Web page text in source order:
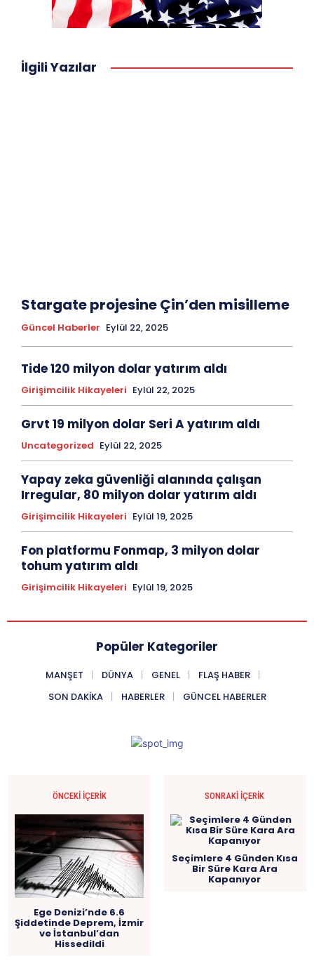
İlgili Yazılar
Stargate projesine Çin’den misilleme
Güncel Haberler Eylül 22, 2025
Tide 120 milyon dolar yatırım aldı
Girişimcilik Hikayeleri Eylül 22, 2025
Grvt 19 milyon dolar Seri A yatırım aldı
Uncategorized Eylül 22, 2025
Yapay zeka güvenliği alanında çalışan
Irregular, 80 milyon dolar yatırım aldı
Girişimcilik Hikayeleri Eylül 19, 2025
Fon platformu Fonmap, 3 milyon dolar
tohum yatırım aldı
Girişimcilik Hikayeleri Eylül 19, 2025
Popüler Kategoriler
MANŞET DÜNYA GENEL
FLAŞ HABER
SON DAKIKA
HABERLER GÜNCEL HABERLER
ÖNCEKI İÇERIK
Ege Denizi’nde 6.6
Şiddetinde Deprem, İzmir
ve İstanbul’dan
Hissedildi
SONRAKI İÇERIK
Seçimlere 4 Günden Kısa
Bir Süre Kara Ara
Kapanıyor